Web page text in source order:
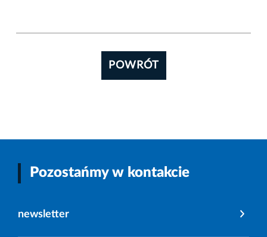
POWRÓT
Pozostańmy w kontakcie
newsletter